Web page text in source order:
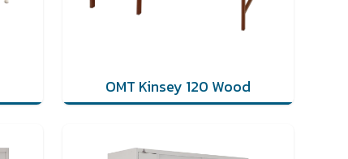
OMT Kinsey 120 Wood